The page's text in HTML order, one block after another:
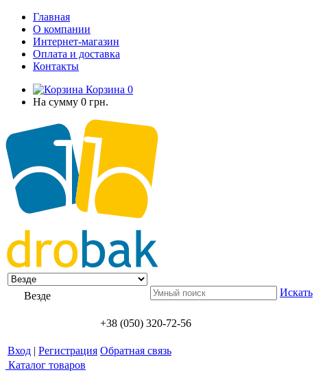
Главная
О компании
Интернет-магазин
Оплата и доставка
Контакты
Корзина 0
На сумму 0 грн.
Везде Искать
+38 (050) 320-72-56
Вход | Регистрация Обратная связь
Каталог товаров